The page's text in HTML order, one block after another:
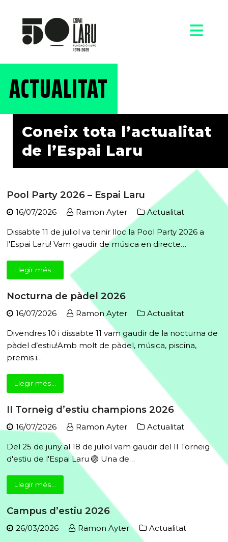
ACTUALITAT
Coneix tota l’actualitat
de l’Espai Laru
Pool Party 2026 – Espai Laru
16/07/2026 Ramon Ayter Actualitat
Dissabte 11 de juliol va tenir lloc la Pool Party 2026 a
l'Espai Laru! Vam gaudir de música en directe…
Llegir més...
Nocturna de pàdel 2026
16/07/2026 Ramon Ayter Actualitat
Divendres 10 i dissabte 11 vam gaudir de la nocturna de
pàdel d’estiu!Amb molt de pàdel, música, piscina,
premis i…
Llegir més...
II Torneig d’estiu champions 2026
16/07/2026 Ramon Ayter Actualitat
Del 25 de juny al 18 de juliol vam gaudir del II Torneig
d'estiu de l'Espai Laru 🏐 Una de…
Llegir més...
Campus d’estiu 2026
26/03/2026 Ramon Ayter Actualitat